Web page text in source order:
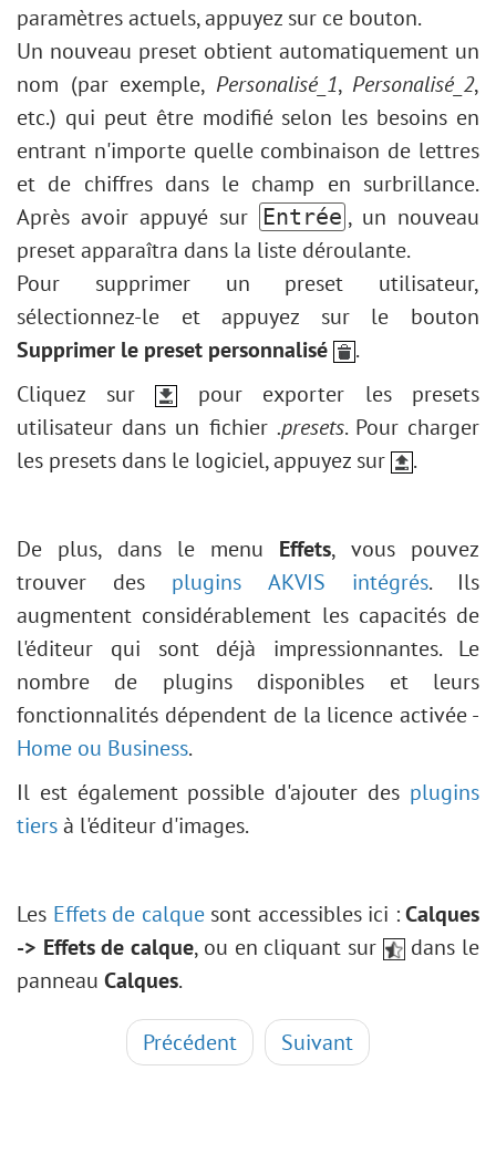
paramètres actuels, appuyez sur ce bouton.
Un nouveau preset obtient automatiquement un
nom (par exemple, Personalisé_1, Personalisé_2,
etc.) qui peut être modifié selon les besoins en
entrant n'importe quelle combinaison de lettres
et de chiffres dans le champ en surbrillance.
Après avoir appuyé sur
Entrée , un nouveau
preset apparaîtra dans la liste déroulante.
Pour supprimer un preset utilisateur,
sélectionnez-le et appuyez sur le bouton
Supprimer le preset personnalisé
.
Cliquez sur
pour exporter les presets
utilisateur dans un fichier .presets. Pour charger
les presets dans le logiciel, appuyez sur
.
De plus, dans le menu Effets, vous pouvez
trouver des plugins AKVIS intégrés. Ils
augmentent considérablement les capacités de
l'éditeur qui sont déjà impressionnantes. Le
nombre de plugins disponibles et leurs
fonctionnalités dépendent de la licence activée -
Home ou Business.
Il est également possible d'ajouter des plugins
tiersà l'éditeur d'images.
Les Effets de calquesont accessibles ici :Calques
-> Effets de calque, ou en cliquant sur
dans le
panneau Calques.
Précédent Suivant